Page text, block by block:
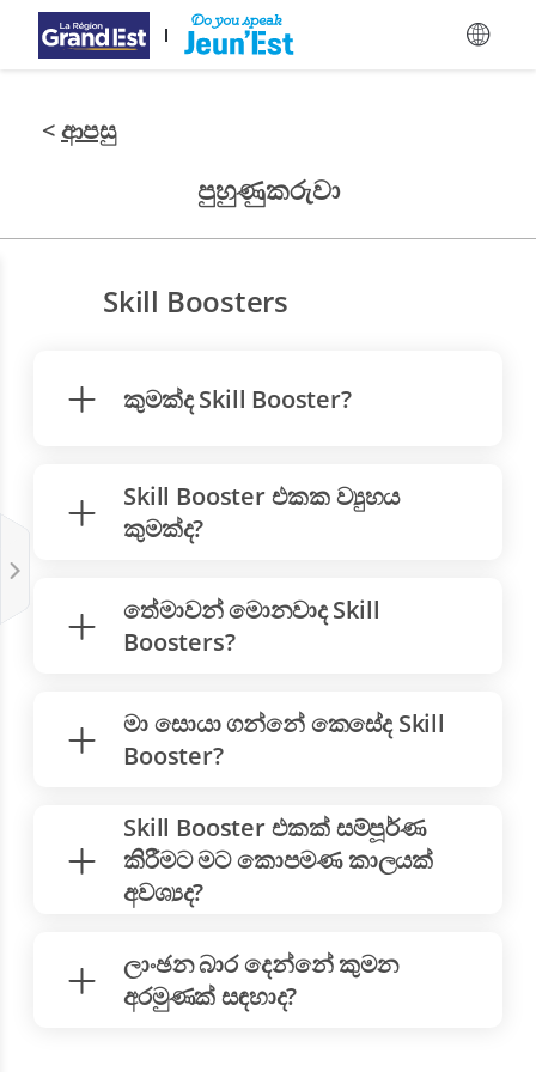
ප්‍රධාන අන්තර්ගතයට යන්න
<ආපසු
පුහුණුකරුවා
Skill Boosters
කුමක්ද Skill Booster?
Skill Booster එකක ව්‍යුහය
කුමක්ද?
තේමාවන් මොනවාද Skill
Boosters?
මා සොයා ගන්නේ කෙසේද Skill
Booster?
Skill Booster එකක් ​​සම්පූර්ණ
කිරීමට මට කොපමණ කාලයක්
අවශ්‍යද?
ලාංඡන බාර දෙන්නේ කුමන
අරමුණක් සඳහාද?